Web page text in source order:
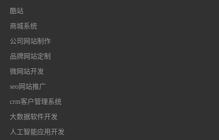
酷站
商城系统
公司网站制作
品牌网站定制
微网站开发
seo网站推广
crm客户管理系统
大数据软件开发
人工智能应用开发